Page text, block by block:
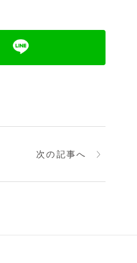
次の記事へ